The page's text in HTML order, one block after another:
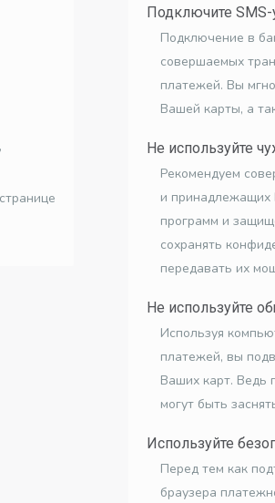
Подключите
Подключение в
совершаемых
платежей. Вы
Вашей карты, а
Не используйте
Рекомендуем
и принадлежащих
программ и
сохранять
передавать их
Не используйте
Используя
платежей, вы
Ваших карт. Ведь
могут быть
Используйте
Перед тем как
браузера